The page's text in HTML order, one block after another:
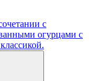
с
огурцами с